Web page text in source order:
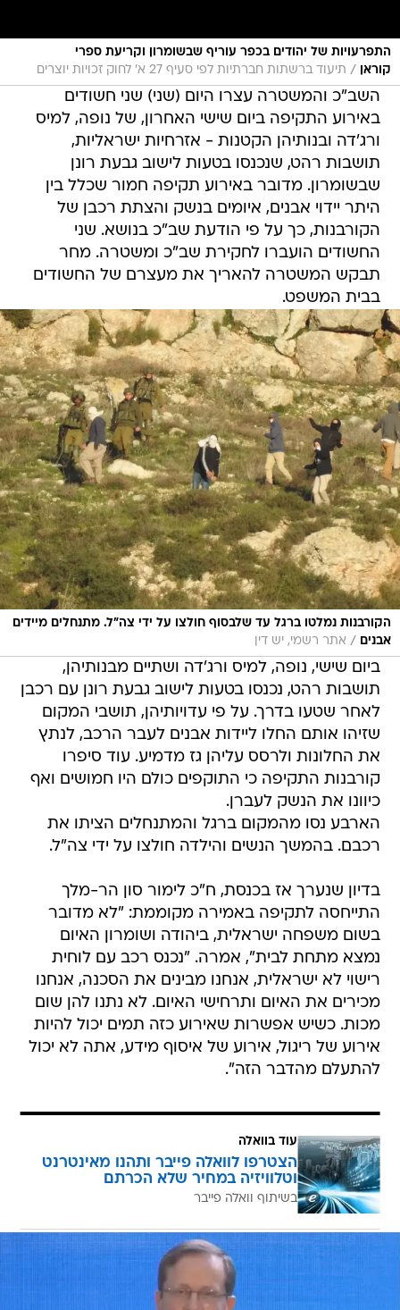
התפרעויות של יהודים בכפר עוריף שבשומרון וקריעת ספרי
קוראן
/ תיעוד ברשתות חברתיות לפי סעיף 27 א' לחוק זכויות יוצרים
השב"כ והמשטרה עצרו היום (שני) שני חשודים
באירוע התקיפה ביום שישי האחרון, של נופה, למיס
ורג'דה ובנותיהן הקטנות - אזרחיות ישראליות,
תושבות רהט, שנכנסו בטעות לישוב גבעת רונן
שבשומרון. מדובר באירוע תקיפה חמור שכלל בין
היתר יידוי אבנים, איומים בנשק והצתת רכבן של
הקורבנות, כך על פי הודעת שב"כ בנושא. שני
החשודים הועברו לחקירת שב"כ ומשטרה. מחר
תבקש המשטרה להאריך את מעצרם של החשודים
בבית המשפט.
הקורבנות נמלטו ברגל עד שלבסוף חולצו על ידי צה"ל. מתנחלים מיידים
אבנים
/ אתר רשמי, יש דין
ביום שישי, נופה, למיס ורג'דה ושתיים מבנותיהן,
תושבות רהט, נכנסו בטעות לישוב גבעת רונן עם רכבן
לאחר שטעו בדרך. על פי עדויותיהן, תושבי המקום
שזיהו אותם החלו ליידות אבנים לעבר הרכב, לנתץ
את החלונות ולרסס עליהן גז מדמיע. עוד סיפרו
קורבנות התקיפה כי התוקפים כולם היו חמושים ואף
כיוונו את הנשק לעברן.
הארבע נסו מהמקום ברגל והמתנחלים הציתו את
רכבם. בהמשך הנשים והילדה חולצו על ידי צה"ל.
בדיון שנערך אז בכנסת, ח"כ לימור סון הר-מלך
התייחסה לתקיפה באמירה מקוממת: "לא מדובר
בשום משפחה ישראלית, ביהודה ושומרון האיום
נמצא מתחת לבית", אמרה. "נכנס רכב עם לוחית
רישוי לא ישראלית, אנחנו מבינים את הסכנה, אנחנו
מכירים את האיום ותרחישי האיום. לא נתנו להן שום
מכות. כשיש אפשרות שאירוע כזה תמים יכול להיות
אירוע של ריגול, אירוע של איסוף מידע, אתה לא יכול
להתעלם מהדבר הזה".
עוד בוואלה
הצטרפו לוואלה פייבר ותהנו מאינטרנט
וטלוויזיה במחיר שלא הכרתם
בשיתוף וואלה פייבר